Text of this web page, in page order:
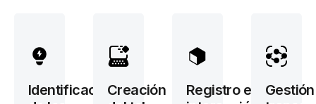
IdentificaciónCreación
Registro e